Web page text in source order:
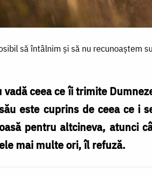
să întâlnim și să nu recunoaștem
ceea ce îi trimite
este cuprins de ceea ce i
pentru altcineva, atunci
mai multe ori, îl refuză.